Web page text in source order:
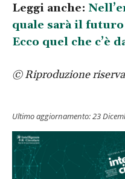
Leggi anche:
quale sarà il
Ecco quel che c’è
© Riproduzione
Ultimo aggiornamento:23